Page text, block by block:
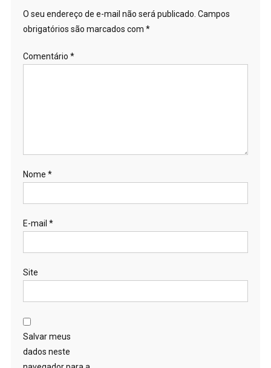
O seu endereço de e-mail não será publicado. Campos
obrigatórios são marcados com *
Comentário *
Nome *
E-mail *
Site
Salvar meus
dados neste